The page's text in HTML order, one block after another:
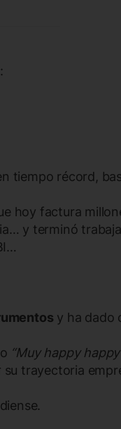
tiempo récord,
hoy factura
y terminó
y ha dado
“Muy happy
su trayectoria